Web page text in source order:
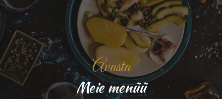
Avasta
Meie menüü